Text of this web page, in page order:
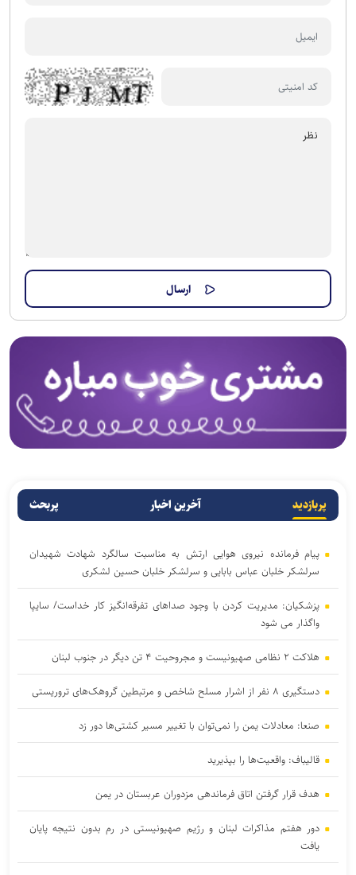
پربازدید آخرین اخبار پربحث
پیام فرمانده نیروی هوایی ارتش به مناسبت سالگرد شهادت شهیدان
سرلشکر خلبان عباس بابایی و سرلشکر خلبان حسین لشکری
پزشکیان: مدیریت کردن با وجود صداهای تفرقه‌انگیز کار خداست/ سایپا
واگذار می شود
هلاکت ۲ نظامی صهیونیست و مجروحیت ۴ تن دیگر در جنوب لبنان
دستگیری ۸ نفر از اشرار مسلح شاخص و مرتبطین گروهک‌های تروریستی
صنعا: معادلات یمن را نمی‌توان با تغییر مسیر کشتی‌ها دور زد
قالیباف: واقعیت‌ها را بپذیرید
هدف قرار گرفتن اتاق‌ فرماندهی مزدوران عربستان در یمن
دور هفتم مذاکرات لبنان و رژیم صهیونیستی در رم بدون نتیجه پایان
یافت